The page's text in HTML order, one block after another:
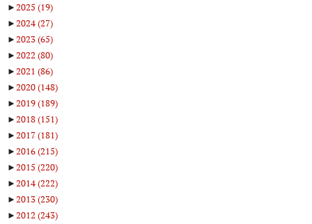
►2025 (19)
►2024(27)
►2023(65)
►2022 (80)
►2021 (86)
►2020(148)
►2019(189)
►2018(151)
►2017(181)
►2016(215)
►2015 (220)
►2014(222)
►2013(230)
►2012 (243)